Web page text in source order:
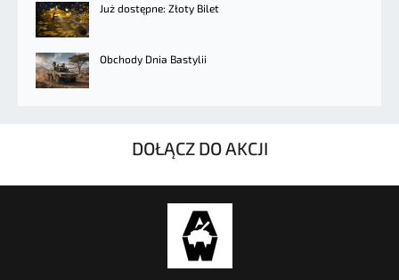
Już dostępne: Złoty Bilet
Obchody Dnia Bastylii
DOŁĄCZ DO AKCJI